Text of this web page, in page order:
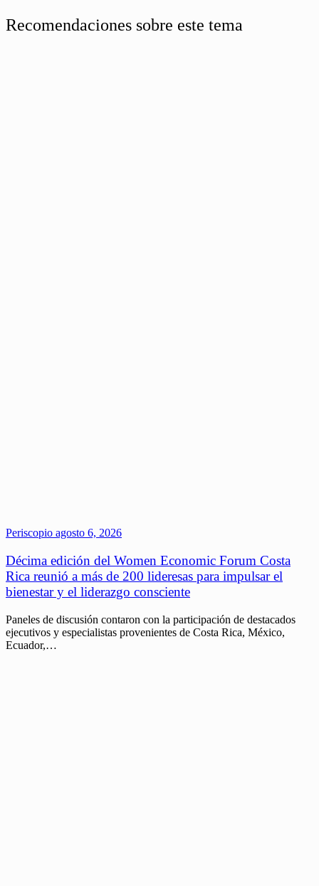
Recomendaciones sobre este tema
Periscopio agosto 6, 2026
Décima edición del Women Economic Forum Costa
Rica reunió a más de 200 lideresas para impulsar el
bienestar y el liderazgo consciente
Paneles de discusión contaron con la participación de destacados
ejecutivos y especialistas provenientes de Costa Rica, México,
Ecuador,…